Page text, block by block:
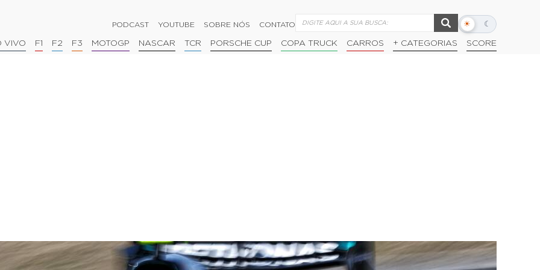
PODCAST YOUTUBE SOBRE NÓS CONTATO ☀ ☾
Alternar
escuro
VIVO F1 F2 F3 MOTOGP NASCAR TCR PORSCHE CUP COPA TRUCK CARROS + CATEGORIAS SCORE